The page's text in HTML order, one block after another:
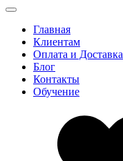
Главная
Клиентам
Оплата и Доставка
Блог
Контакты
Обучение